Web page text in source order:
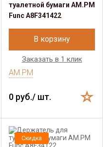
туалетной бумаги AM.PM
Func A8F341422
В корзину
Заказать в 1 клик
AM.PM
0 руб./ шт.
Скидка